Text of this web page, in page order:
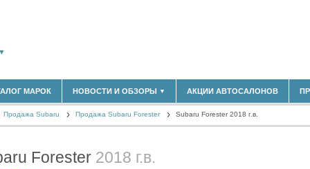
(14298)
МАРОК НОВОСТИ И ОБЗОРЫ ▼
НОВОСТИ РЫНКА
МАТЕРИАЛЫ ПАРТНЕРОВ
АКЦИИ АВТОСАЛОНОВ
Продажа Subaru Продажа Subaru Forester Subaru Forester 2018 г.в.
Forester 2018 г.в.